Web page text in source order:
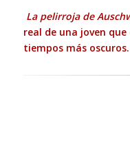
La pelirroja de
real de una joven
tiempos más oscuros.